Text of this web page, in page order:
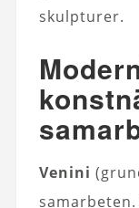
skulpturer.
Venini